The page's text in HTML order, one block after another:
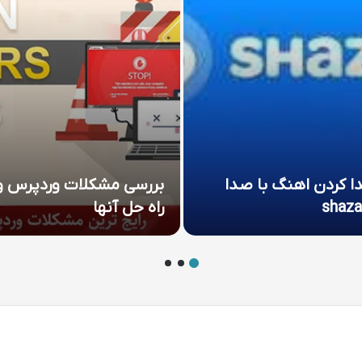
كردن اهنگ با صدا
بررسی مشکلات وردپرس
راه حل آنها